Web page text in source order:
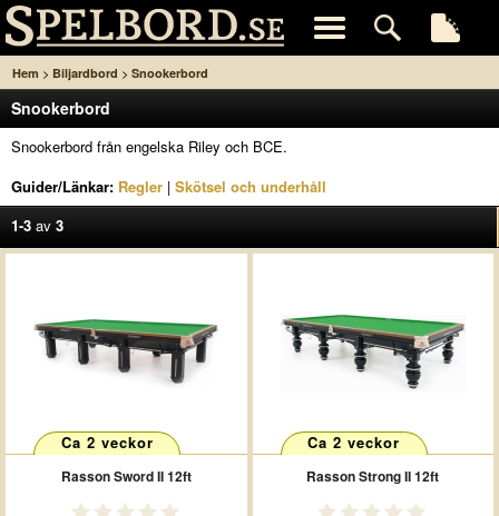
Hem > Biljardbord > Snookerbord
Snookerbord
Snookerbord från engelska Riley och BCE.
Guider/Länkar: Regler | Skötsel och underhåll
1-3 av 3
Ca 2 veckor
Rasson Sword II 12ft
Ca 2 veckor
Rasson Strong II 12ft